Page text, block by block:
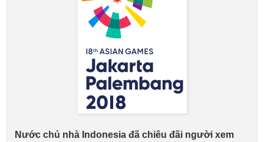
Nước chủ nhà Indonesia đã chiêu đãi người xem